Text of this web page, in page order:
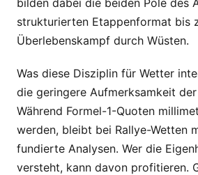
strukturierten Etappenformat bis
Überlebenskampf durch Wüsten.
Was diese Disziplin für Wetter
die geringere Aufmerksamkeit der
Während Formel-1-Quoten
werden, bleibt bei Rallye-Wetten
fundierte Analysen. Wer die
versteht, kann davon profitieren.